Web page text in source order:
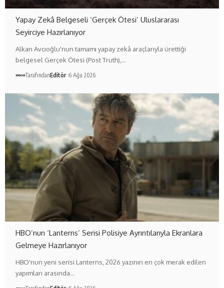
Yapay Zekâ Belgeseli ‘Gerçek Ötesi’ Uluslararası
Seyirciye Hazırlanıyor
Alkan Avcıoğlu'nun tamamı yapay zekâ araçlarıyla ürettiği
belgesel Gerçek Ötesi (Post Truth),…
TarafındanEditör 6 Ağu 2026
HBO’nun ‘Lanterns’ Serisi Polisiye Ayrıntılarıyla Ekranlara
Gelmeye Hazırlanıyor
HBO'nun yeni serisi Lanterns, 2026 yazının en çok merak edilen
yapımları arasında…